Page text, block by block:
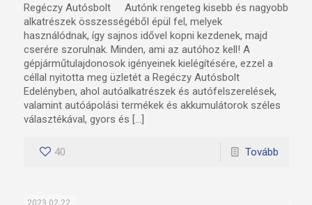
Regéczy Autósbolt Autónk rengeteg kisebb és nagyobb
alkatrészek összességéből épül fel, melyek
használódnak, így sajnos idővel kopni kezdenek, majd
cserére szorulnak. Minden, ami az autóhoz kell! A
gépjárműtulajdonosok igényeinek kielégítésére, ezzel a
céllal nyitotta meg üzletét a Regéczy Autósbolt
Edelényben, ahol autóalkatrészek és autófelszerelések,
valamint autóápolási termékek és akkumulátorok széles
választékával, gyors és […]
40 Tovább
2023.02.22.